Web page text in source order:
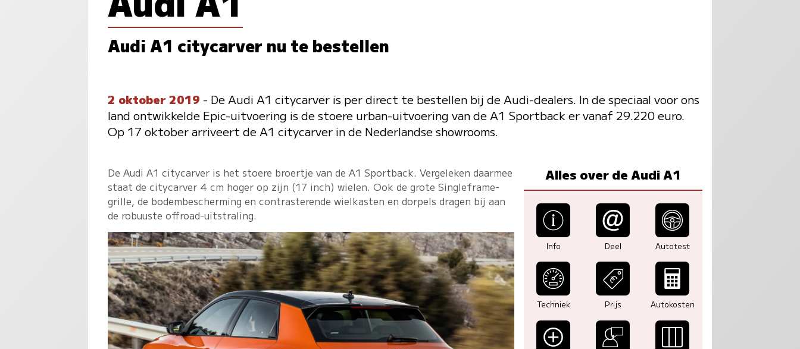
Audi A1 citycarver nu te bestellen
2 oktober 2019 - De Audi A1 citycarver is per direct te bestellen bij de Audi-dealers. In de speciaal voor ons
land ontwikkelde Epic-uitvoering is de stoere urban-uitvoering van de A1 Sportback er vanaf 29.220 euro.
Op 17 oktober arriveert de A1 citycarver in de Nederlandse showrooms.
De Audi A1 citycarver is het stoere broertje van de A1 Sportback. Vergeleken daarmee
staat de citycarver 4 cm hoger op zijn (17 inch) wielen. Ook de grote Singleframe-
grille, de bodembescherming en contrasterende wielkasten en dorpels dragen bij aan
de robuuste offroad-uitstraling.
Alles over de Audi A1
Info Deel Autotest
Techniek Prijs Autokosten